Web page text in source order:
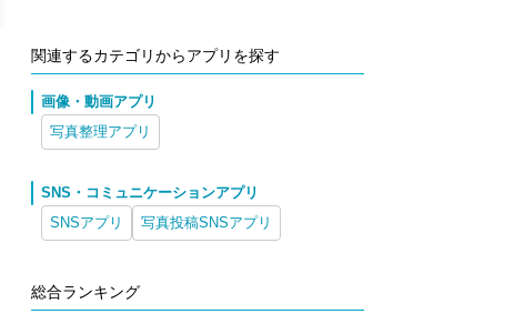
関連するカテゴリからアプリを探す
画像・動画アプリ
写真整理アプリ
SNS・コミュニケーションアプリ
SNSアプリ
写真投稿SNSアプリ
総合ランキング